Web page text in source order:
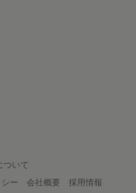
ついて
ー 会社概要
採用情報